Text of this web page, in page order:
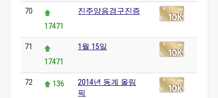
70
17471
진주양음경구진증
71
17471
1월 15일
72 136
2014년 동계 올림
픽